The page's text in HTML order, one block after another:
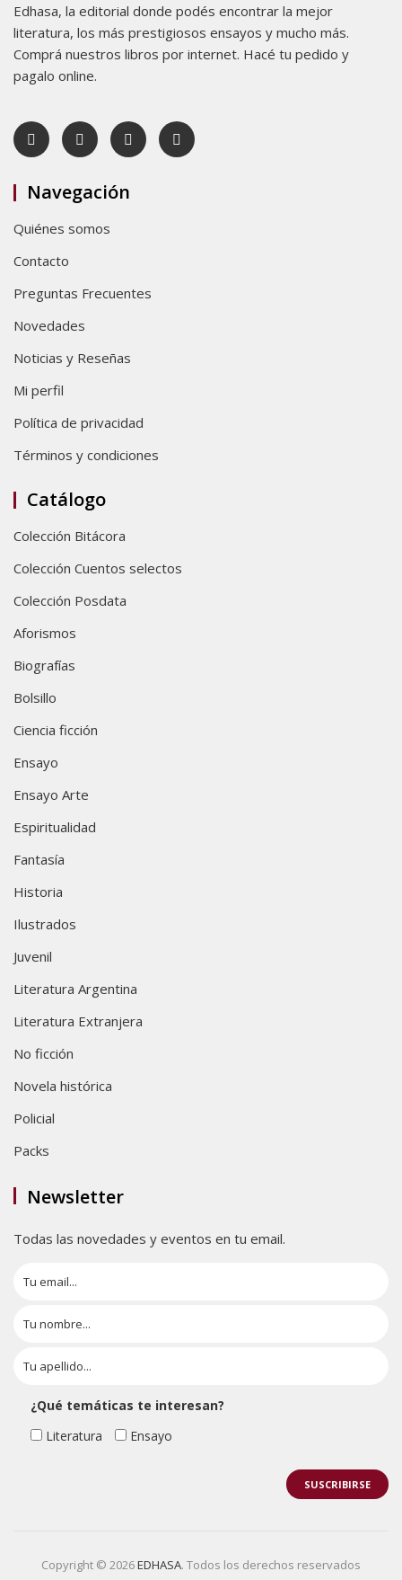
Edhasa, la editorial donde podés encontrar la mejor
literatura, los más prestigiosos ensayos y mucho más.
Comprá nuestros libros por internet. Hacé tu pedido y
pagalo online.
Navegación
Quiénes somos
Contacto
Preguntas Frecuentes
Novedades
Noticias y Reseñas
Mi perfil
Política de privacidad
Términos y condiciones
Catálogo
Colección Bitácora
Colección Cuentos selectos
Colección Posdata
Aforismos
Biografías
Bolsillo
Ciencia ficción
Ensayo
Ensayo Arte
Espiritualidad
Fantasía
Historia
Ilustrados
Juvenil
Literatura Argentina
Literatura Extranjera
No ficción
Novela histórica
Policial
Packs
Newsletter
Todas las novedades y eventos en tu email.
¿Qué temáticas te interesan?
Literatura
Ensayo
Copyright © 2026EDHASA. Todos los derechos reservados